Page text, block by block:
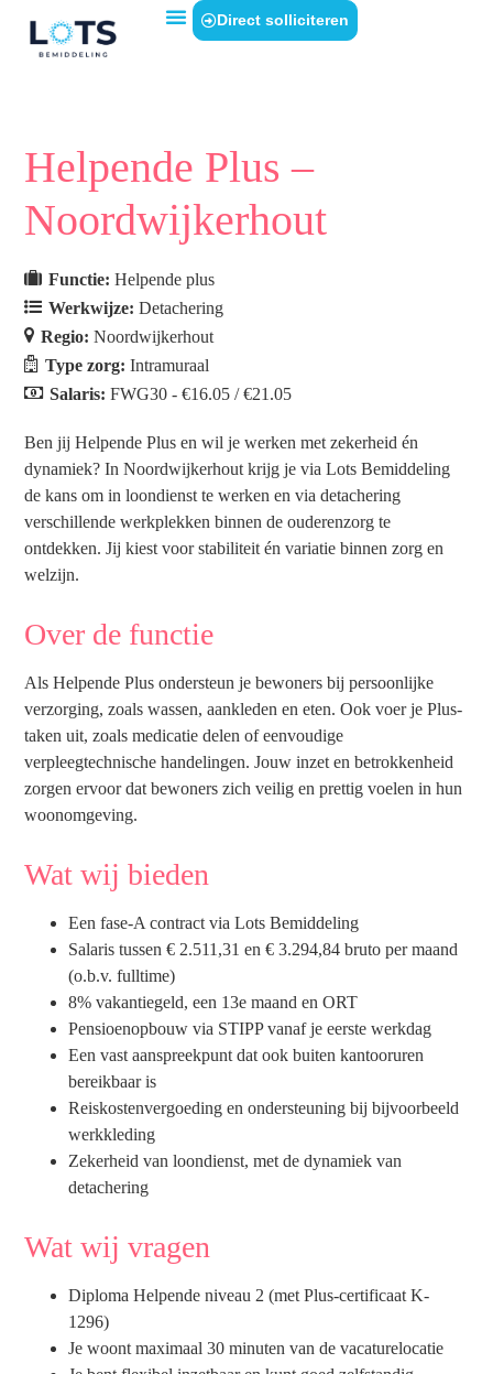
Direct solliciteren
Helpende Plus –
Noordwijkerhout
Functie:Helpende plus
Werkwijze:Detachering
Regio:Noordwijkerhout
Type zorg:Intramuraal
Salaris:FWG30 - €16.05 / €21.05
Ben jij Helpende Plus en wil je werken met zekerheid én
dynamiek? In Noordwijkerhout krijg je via Lots Bemiddeling
de kans om in loondienst te werken en via detachering
verschillende werkplekken binnen de ouderenzorg te
ontdekken. Jij kiest voor stabiliteit én variatie binnen zorg en
welzijn.
Over de functie
Als Helpende Plus ondersteun je bewoners bij persoonlijke
verzorging, zoals wassen, aankleden en eten. Ook voer je Plus-
taken uit, zoals medicatie delen of eenvoudige
verpleegtechnische handelingen. Jouw inzet en betrokkenheid
zorgen ervoor dat bewoners zich veilig en prettig voelen in hun
woonomgeving.
Wat wij bieden
Een fase-A contract via Lots Bemiddeling
Salaris tussen € 2.511,31 en € 3.294,84 bruto per maand
(o.b.v. fulltime)
8% vakantiegeld, een 13e maand en ORT
Pensioenopbouw via STIPP vanaf je eerste werkdag
Een vast aanspreekpunt dat ook buiten kantooruren
bereikbaar is
Reiskostenvergoeding en ondersteuning bij bijvoorbeeld
werkkleding
Zekerheid van loondienst, met de dynamiek van
detachering
Wat wij vragen
Diploma Helpende niveau 2 (met Plus-certificaat K-
1296)
Je woont maximaal 30 minuten van de vacaturelocatie